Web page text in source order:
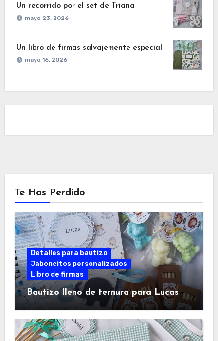
Un recorrido por el set de Triana
mayo 23, 2026
Un libro de firmas salvajemente especial.
mayo 16, 2026
Te Has Perdido
Detalles para bautizo
Jaboncitos personalizados
Libro de firmas
Bautizo lleno de ternura para Lucas